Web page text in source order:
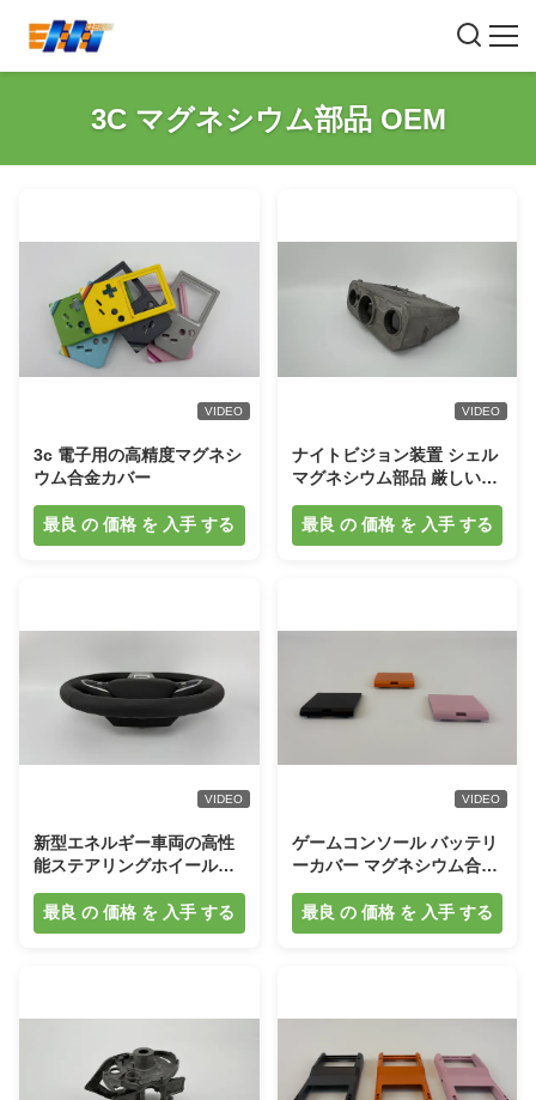
3C マグネシウム部品 OEM
VIDEO
3c 電子用の高精度マグネシ
ウム合金カバー
最良 の 価格 を 入手 する
VIDEO
ナイトビジョン装置 シェル
マグネシウム部品 厳しい環
最良 の 価格 を 入手 する
VIDEO
新型エネルギー車両の高性
能ステアリングホイール用
金
最良 の 価格 を 入手 する
VIDEO
ゲームコンソール バッテリ
ーカバー マグネシウム合金
運び可能
最良 の 価格 を 入手 する